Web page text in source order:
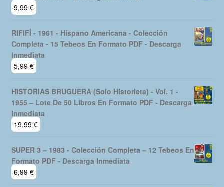
9,99 €
RIFIFÍ - 1961 - Hispano Americana - Colección
Completa - 15 Tebeos En Formato PDF - Descarga
Inmediata
5,99 €
HISTORIAS BRUGUERA (Solo Historieta) - Vol. 1 -
1955 – Lote De 50 Libros En Formato PDF - Descarga
Inmediata
19,99 €
SUPER 3 – 1983 - Colección Completa – 12 Tebeos En
Formato PDF - Descarga Inmediata
6,99 €